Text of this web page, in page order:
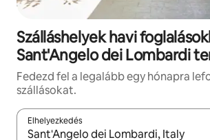
Szálláshelyek havi
Sant'Angelo dei Lombardi
Fedezd fel a legalább egy hónapra
szállásokat.
Elhelyezkedés
Az eredmények között a felfelé és a